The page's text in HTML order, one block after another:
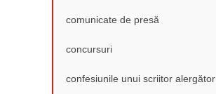
comunicate de presă
concursuri
confesiunile unui scriitor alergător